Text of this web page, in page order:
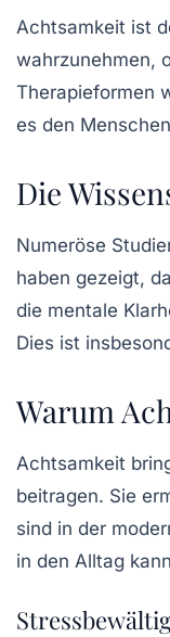
Achtsamkeit ist
wahrzunehmen,
Therapieformen
es den
Die
Numeröse
haben gezeigt,
die mentale
Dies ist
Warum
Achtsamkeit
beitragen. Sie
sind in der
in den Alltag